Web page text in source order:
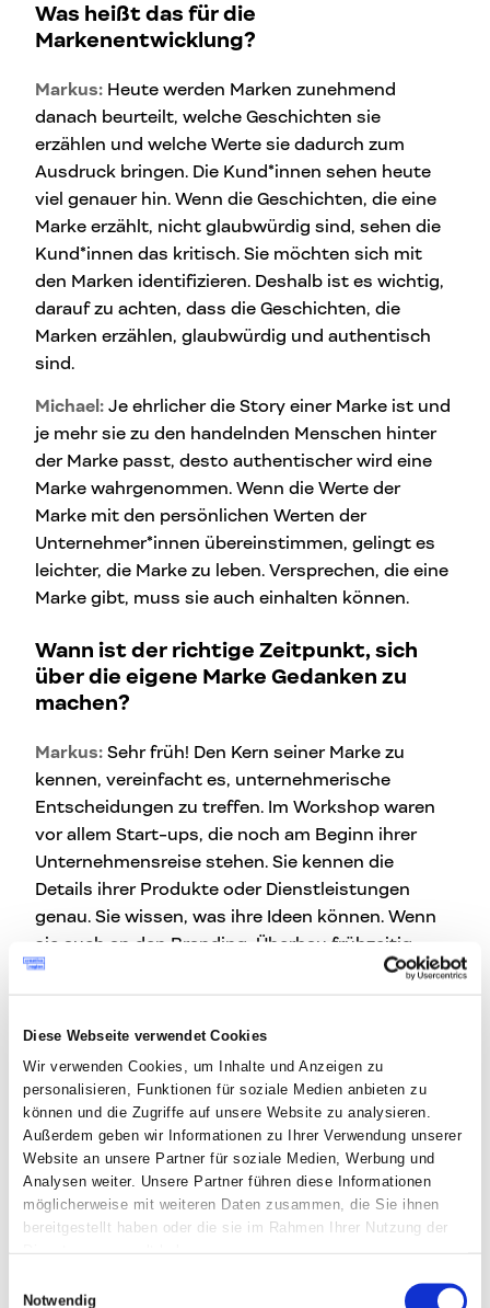
Diese Webseite verwendet Cookies
Wir verwenden Cookies, um Inhalte und Anzeigen zu
personalisieren, Funktionen für soziale Medien anbieten zu
können und die Zugriffe auf unsere Website zu analysieren.
Außerdem geben wir Informationen zu Ihrer Verwendung unserer
Website an unsere Partner für soziale Medien, Werbung und
Analysen weiter. Unsere Partner führen diese Informationen
möglicherweise mit weiteren Daten zusammen, die Sie ihnen
bereitgestellt haben oder die sie im Rahmen Ihrer Nutzung der
Dienste gesammelt haben.
Notwendig
Was heißt das für die
Markenentwicklung?
Markus: Heute werden Marken zunehmend
danach beurteilt, welche Geschichten sie
erzählen und welche Werte sie dadurch zum
Ausdruck bringen. Die Kund*innen sehen heute
viel genauer hin. Wenn die Geschichten, die eine
Marke erzählt, nicht glaubwürdig sind, sehen die
Kund*innen das kritisch. Sie möchten sich mit
den Marken identifizieren. Deshalb ist es wichtig,
darauf zu achten, dass die Geschichten, die
Marken erzählen, glaubwürdig und authentisch
sind.
Michael: Je ehrlicher die Story einer Marke ist und
je mehr sie zu den handelnden Menschen hinter
der Marke passt, desto authentischer wird eine
Marke wahrgenommen. Wenn die Werte der
Marke mit den persönlichen Werten der
Unternehmer*innen übereinstimmen, gelingt es
leichter, die Marke zu leben. Versprechen, die eine
Marke gibt, muss sie auch einhalten können.
Wann ist der richtige Zeitpunkt, sich
über die eigene Marke Gedanken zu
machen?
Markus: Sehr früh! Den Kern seiner Marke zu
kennen, vereinfacht es, unternehmerische
Entscheidungen zu treffen. Im Workshop waren
vor allem Start-ups, die noch am Beginn ihrer
Unternehmensreise stehen. Sie kennen die
Details ihrer Produkte oder Dienstleistungen
genau. Sie wissen, was ihre Ideen können. Wenn
sie auch an den Branding-Überbau frühzeitig
denken, schaffen sie ein tragfähiges Fundament
für die Zukunft. Das ist nicht nur die Basis für
wirtschaftlichen Erfolg, sondern auch für
Produkterweiterungen und Wachstum mittragen
können. Klebt sie zu sehr am eigentlichen
Produkt, kann es in Zukunft schwierig werden, z.
B. neue Produkte in die Markenlandschaft zu
integrieren. Die Story passt womöglich dann
nicht mehr zum Produkt und die Wahrnehmung
Erzählt uns davon, wie ihr im Workshop